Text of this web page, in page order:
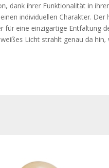
dank ihrer Funktionalität in
individuellen Charakter.
für eine einzigartige Entfaltung
Licht strahlt genau da